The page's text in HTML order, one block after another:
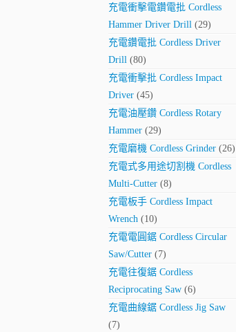
充電衝擊電鑽電批 Cordless
Hammer Driver Drill (29)
充電鑽電批 Cordless Driver
Drill (80)
充電衝擊批 Cordless Impact
Driver (45)
充電油壓鑽 Cordless Rotary
Hammer (29)
充電磨機 Cordless Grinder (26)
充電式多用途切割機 Cordless
Multi-Cutter (8)
充電板手 Cordless Impact
Wrench (10)
充電電圓鋸 Cordless Circular
Saw/Cutter (7)
充電往復鋸 Cordless
Reciprocating Saw (6)
充電曲線鋸 Cordless Jig Saw
(7)